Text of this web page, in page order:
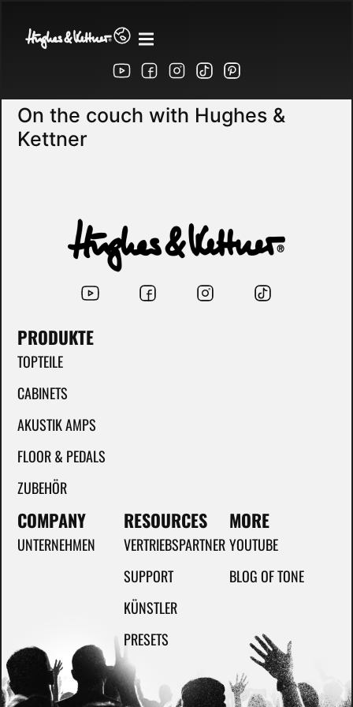
On the couch with Hughes &
Kettner
PRODUKTE
TOPTEILE
CABINETS
AKUSTIK AMPS
FLOOR & PEDALS
ZUBEHÖR
COMPANY
UNTERNEHMEN
RESOURCES
VERTRIEBSPARTNER
SUPPORT
KÜNSTLER
PRESETS
MORE
YOUTUBE
BLOG OF TONE